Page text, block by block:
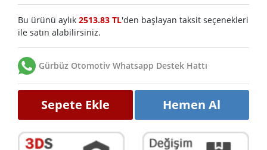
Bu ürünü aylık 2513.83 TL'den başlayan taksit seçenekleri
ile satın alabilirsiniz.
Gürbüz Otomotiv Whatsapp Destek Hattı
Sepete Ekle Hemen Al